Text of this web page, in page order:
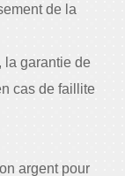
de la
la garantie de
cas de faillite
argent pour